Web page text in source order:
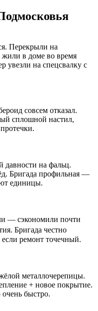
Перекрыли на
в доме во время
увезли на спецсвалку с
совсем отказал.
сплошной настил,
давности на фальц.
Бригада профильная —
единицы.
— сэкономили почти
Бригада честно
если ремонт точечный.
металлочерепицы.
+ новое покрытие.
быстро.